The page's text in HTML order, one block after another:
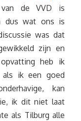
de VVD is
dus wat ons is
was dat
zijn en
heb ik
ik een goed
kan
ik dit niet laat
als Tilburg alle